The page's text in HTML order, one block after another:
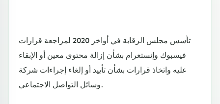
تأسس مجلس الرقابة في أواخر 2020 لمراجعة قرارات
فيسبوك وإنستغرام بشأن إزالة محتوى معين أو الإبقاء
عليه واتخاذ قرارات بشأن تأييد أو إلغاء إجراءات شركة
وسائل التواصل الاجتماعي.